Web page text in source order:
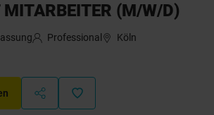
MITARBEITER (M/W/D)
Professional Köln